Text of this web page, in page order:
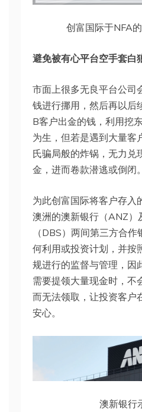
创富国际于NFA
避免被有心平台空手套白
市面上很多无良平台公司
钱进行挪用，然后再以后
B客户出金的钱，利用挖
为生，但若是遇到大量客
氏骗局般的炸锅，无力兑
金，进而卷款潜逃或倒闭。
为此创富国际将客户存入
澳洲的澳新银行（ANZ）
（DBS）两间第三方合
何利用或投资计划，并按
规进行的监督与管理，因
需要提领大量现金时，不
而无法领取，让投资客户
安心。
澳新银行